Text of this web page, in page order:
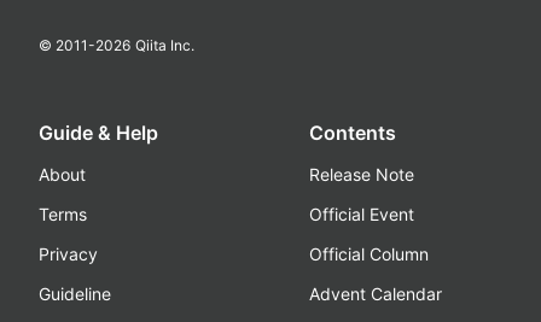
© 2011-2026 Qiita Inc.
Guide & Help
About
Terms
Privacy
Guideline
Contents
Release Note
Official Event
Official Column
Advent Calendar